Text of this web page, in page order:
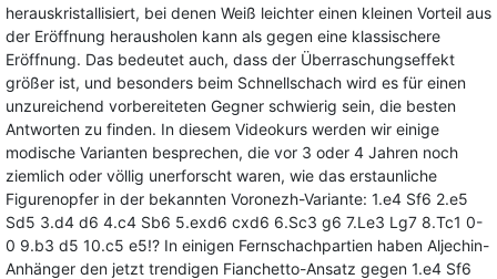
herauskristallisiert, bei denen Weiß leichter einen kleinen Vorteil aus
der Eröffnung herausholen kann als gegen eine klassischere
Eröffnung. Das bedeutet auch, dass der Überraschungseffekt
größer ist, und besonders beim Schnellschach wird es für einen
unzureichend vorbereiteten Gegner schwierig sein, die besten
Antworten zu finden. In diesem Videokurs werden wir einige
modische Varianten besprechen, die vor 3 oder 4 Jahren noch
ziemlich oder völlig unerforscht waren, wie das erstaunliche
Figurenopfer in der bekannten Voronezh-Variante: 1.e4 Sf6 2.e5
Sd5 3.d4 d6 4.c4 Sb6 5.exd6 cxd6 6.Sc3 g6 7.Le3 Lg7 8.Tc1 0-
0 9.b3 d5 10.c5 e5!? In einigen Fernschachpartien haben Aljechin-
Anhänger den jetzt trendigen Fianchetto-Ansatz gegen 1.e4 Sf6